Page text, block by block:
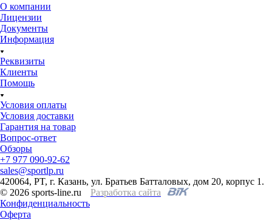
О компании
Лицензии
Документы
Информация
Реквизиты
Клиенты
Помощь
Условия оплаты
Условия доставки
Гарантия на товар
Вопрос-ответ
Обзоры
+7 977 090-92-62
sales@sportlp.ru
420064, PT, г. Казань, ул. Братьев Батталовых, дом 20, корпус 1.
© 2026 sports-line.ru
Разработка сайта
Конфиденциальность
Оферта